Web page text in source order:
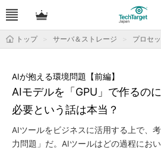
トップ サーバ＆ストレージ プロセ
AIモデルを「GPU」で作るの
必要という話は本当？
AIが抱える環境問題【前編】
AIツールをビジネスに活用する上で、
力問題」だ。AIツールはどの過程にお